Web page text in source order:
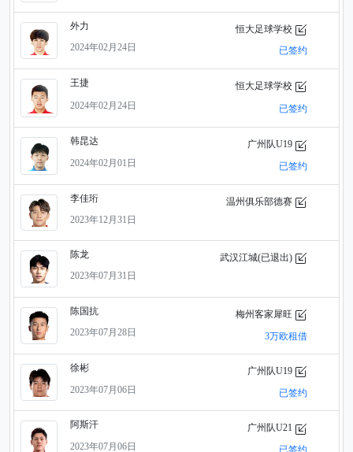
外力
2024年02月24日
恒大足球学校
已签约
王捷
2024年02月24日
恒大足球学校
已签约
韩昆达
2024年02月01日
广州队U19
已签约
李佳珩
2023年12月31日
温州俱乐部德赛
陈龙
2023年07月31日
武汉江城(已退出)
陈国抗
2023年07月28日
梅州客家犀旺
3万欧租借
徐彬
2023年07月06日
广州队U19
已签约
阿斯汗
2023年07月06日
广州队U21
已签约